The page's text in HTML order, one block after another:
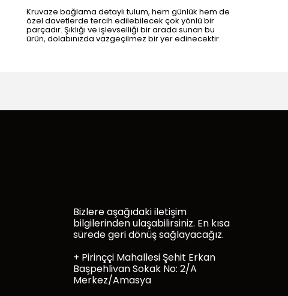
Kruvaze bağlama detaylı tulum, hem günlük hem de
özel davetlerde tercih edilebilecek çok yönlü bir
parçadır. Şıklığı ve işlevselliği bir arada sunan bu
ürün, dolabınızda vazgeçilmez bir yer edinecektir.
Bizlere aşağıdaki iletişim
bilgilerinden ulaşabilirsiniz. En kısa
sürede geri dönüş sağlayacağız.
+ Pirinççi Mahallesi Şehit Erkan
Başpehlivan Sokak No: 2/A
Merkez/Amasya